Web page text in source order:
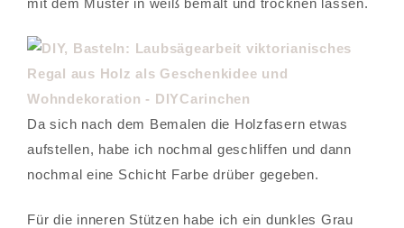
mit dem Muster in weiß bemalt und trocknen lassen.
Da sich nach dem Bemalen die Holzfasern etwas
aufstellen, habe ich nochmal geschliffen und dann
nochmal eine Schicht Farbe drüber gegeben.
Für die inneren Stützen habe ich ein dunkles Grau